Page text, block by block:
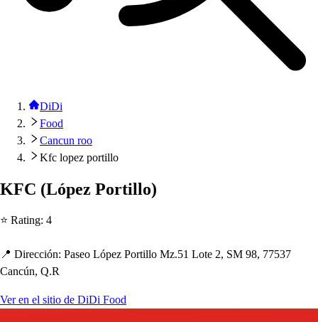
DiDi
Food
Cancun roo
Kfc lopez portillo
KFC (López Portillo)
⭐ Rating: 4
📍 Dirección: Paseo López Portillo Mz.51 Lote 2, SM 98, 77537
Cancún, Q.R
Ver en el sitio de DiDi Food